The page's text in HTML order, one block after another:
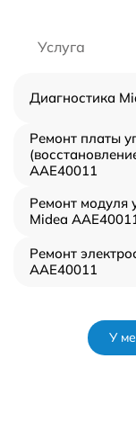
Услуга
Диагностика
Ремонт платы
AAE40011
Ремонт модуля
Midea
Ремонт
AAE40011
У